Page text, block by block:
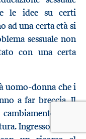
le idee su certi
ad una certa età si
sessuale non
con una certa
uomo-donna che i
a far breccia. Il
sarà
Ingresso molto